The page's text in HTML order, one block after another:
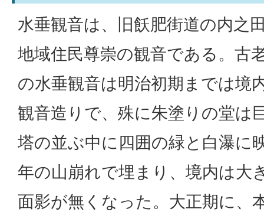
水垂観音は、旧飫肥街道の内之
地域住民尊崇の観音である。古
の水垂観音は明治初期までは境
観音造りで、殊に朱塗りの堂は
塔の並ぶ中に四囲の緑と白瀑に
年の山崩れで埋まり、境内は大
面影が無くなった。大正期に、